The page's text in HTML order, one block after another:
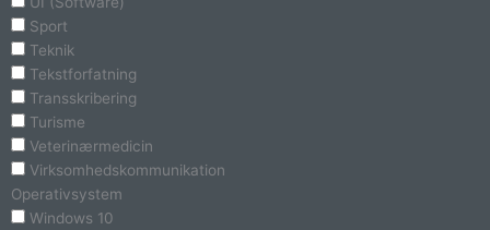
Sport
Teknik
Tekstforfatning
Transskribering
Turisme
Veterinærmedicin
Virksomhedskommunikation
Operativsystem
Windows 10